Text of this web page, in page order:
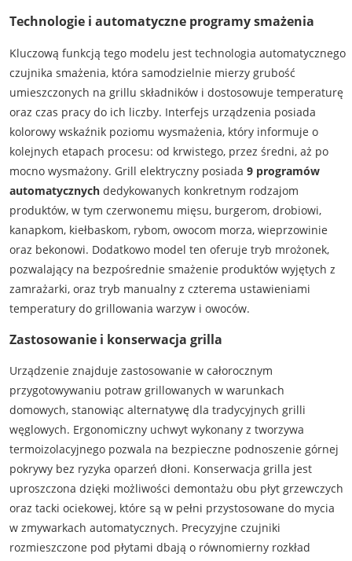
Technologie i automatyczne programy smażenia
Kluczową funkcją tego modelu jest technologia automatycznego
czujnika smażenia, która samodzielnie mierzy grubość
umieszczonych na grillu składników i dostosowuje temperaturę
oraz czas pracy do ich liczby. Interfejs urządzenia posiada
kolorowy wskaźnik poziomu wysmażenia, który informuje o
kolejnych etapach procesu: od krwistego, przez średni, aż po
mocno wysmażony. Grill elektryczny posiada 9 programów
automatycznychdedykowanych konkretnym rodzajom
produktów, w tym czerwonemu mięsu, burgerom, drobiowi,
kanapkom, kiełbaskom, rybom, owocom morza, wieprzowinie
oraz bekonowi. Dodatkowo model ten oferuje tryb mrożonek,
pozwalający na bezpośrednie smażenie produktów wyjętych z
zamrażarki, oraz tryb manualny z czterema ustawieniami
temperatury do grillowania warzyw i owoców.
Zastosowanie i konserwacja grilla
Urządzenie znajduje zastosowanie w całorocznym
przygotowywaniu potraw grillowanych w warunkach
domowych, stanowiąc alternatywę dla tradycyjnych grilli
węglowych. Ergonomiczny uchwyt wykonany z tworzywa
termoizolacyjnego pozwala na bezpieczne podnoszenie górnej
pokrywy bez ryzyka oparzeń dłoni. Konserwacja grilla jest
uproszczona dzięki możliwości demontażu obu płyt grzewczych
oraz tacki ociekowej, które są w pełni przystosowane do mycia
w zmywarkach automatycznych. Precyzyjne czujniki
rozmieszczone pod płytami dbają o równomierny rozkład